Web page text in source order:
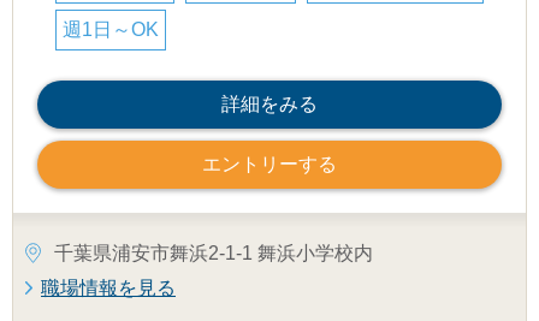
週1日～OK
詳細をみる
エントリーする
千葉県浦安市舞浜2-1-1 舞浜小学校内
職場情報を見る